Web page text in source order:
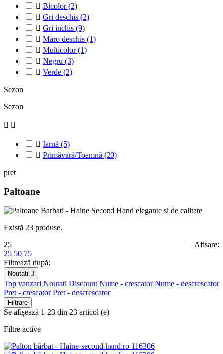
 Bicolor(2)
 Gri deschis (2)
 Gri inchis (9)
 Maro deschis (1)
 Multicolor(1)
 Negru (3)
 Verde (2)
Sezon
Sezon
 
 Iarnă (5)
 Primăvară/Toamnă (20)
pret
Paltoane
Există 23 produse.
Afisare:
25
25 50 75
Filtrează după:
Noutati 
Top vanzari Noutati DiscountNume - crescatorNume - descrescator
Pret - crescatorPret - descrescator
Filtrare
Se afișează 1-23 din 23 articol (e)
Filtre active